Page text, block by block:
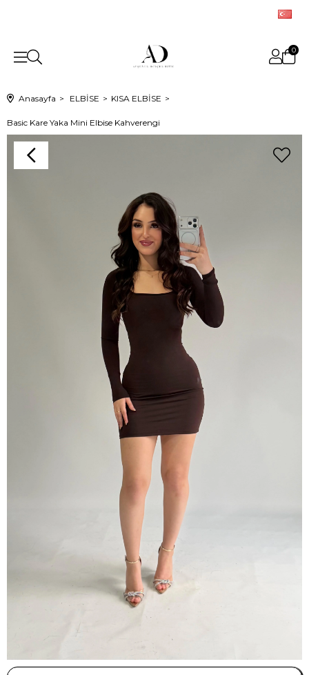
0
Anasayfa ELBİSE KISA ELBİSE
Basic Kare Yaka Mini Elbise Kahverengi